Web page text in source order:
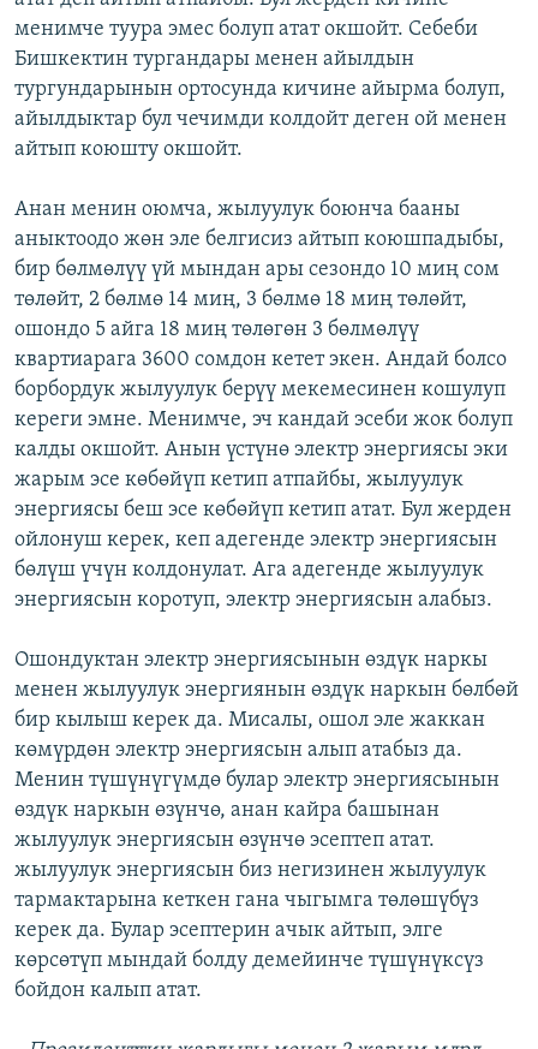
менимче туура эмес болуп атат окшойт. Себеби
Бишкектин тургандары менен айылдын
тургундарынын ортосунда кичине айырма болуп,
айылдыктар бул чечимди колдойт деген ой менен
айтып коюшту окшойт.
Анан менин оюмча, жылуулук боюнча бааны
аныктоодо жөн эле белгисиз айтып коюшпадыбы,
бир бөлмөлүү үй мындан ары сезондо 10 миң сом
төлөйт, 2 бөлмө 14 миң, 3 бөлмө 18 миң төлөйт,
ошондо 5 айга 18 миң төлөгөн 3 бөлмөлүү
квартиарага 3600 сомдон кетет экен. Андай болсо
борбордук жылуулук берүү мекемесинен кошулуп
кереги эмне. Менимче, эч кандай эсеби жок болуп
калды окшойт. Анын үстүнө электр энергиясы эки
жарым эсе көбөйүп кетип атпайбы, жылуулук
энергиясы беш эсе көбөйүп кетип атат. Бул жерден
ойлонуш керек, кеп адегенде электр энергиясын
бөлүш үчүн колдонулат. Ага адегенде жылуулук
энергиясын коротуп, электр энергиясын алабыз.
Ошондуктан электр энергиясынын өздүк наркы
менен жылуулук энергиянын өздүк наркын бөлбөй
бир кылыш керек да. Мисалы, ошол эле жаккан
көмүрдөн электр энергиясын алып атабыз да.
Менин түшүнүгүмдө булар электр энергиясынын
өздүк наркын өзүнчө, анан кайра башынан
жылуулук энергиясын өзүнчө эсептеп атат.
жылуулук энергиясын биз негизинен жылуулук
тармактарына кеткен гана чыгымга төлөшүбүз
керек да. Булар эсептерин ачык айтып, элге
көрсөтүп мындай болду демейинче түшүнүксүз
бойдон калып атат.